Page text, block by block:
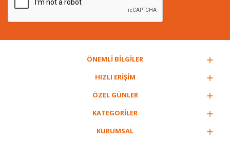
ÖNEMLİ BİLGİLER
HIZLI ERİŞİM
ÖZEL GÜNLER
KATEGORİLER
KURUMSAL